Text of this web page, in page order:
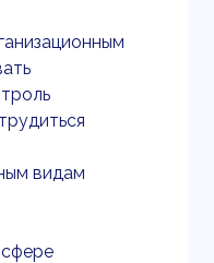
видам